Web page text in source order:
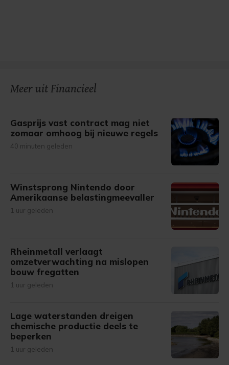
Meer uit Financieel
Gasprijs vast contract mag niet
zomaar omhoog bij nieuwe regels
40 minuten geleden
Winstsprong Nintendo door
Amerikaanse belastingmeevaller
1 uur geleden
Rheinmetall verlaagt
omzetverwachting na mislopen
bouw fregatten
1 uur geleden
Lage waterstanden dreigen
chemische productie deels te
beperken
1 uur geleden